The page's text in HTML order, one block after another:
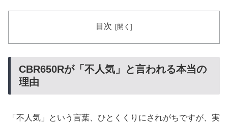
目次
CBR650Rが「不人気」と言われる本当の
理由
「不人気」という言葉、ひとくくりにされがちですが、実